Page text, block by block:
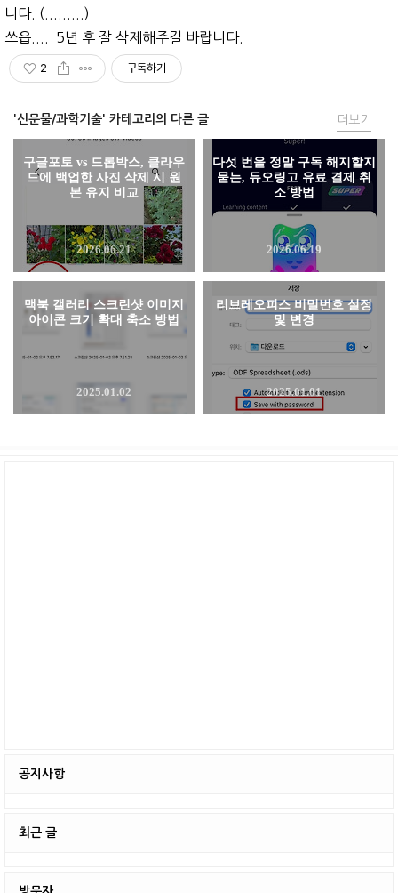
니다. (.........)
쓰읍.... 5년 후 잘 삭제해주길 바랍니다.
2 구독하기
'신문물/과학기술' 카테고리의 다른 글
구글포토 vs 드롭박스, 클라우
드에 백업한 사진 삭제 시 원
본 유지 비교
2026.06.21
다섯 번을 정말 구독 해지할지
묻는, 듀오링고 유료 결제 취
소 방법
2026.06.19
맥북 갤러리 스크린샷 이미지
아이콘 크기 확대 축소 방법
2025.01.02
리브레오피스 비밀번호 설정
및 변경
2025.01.01
더보기
공지사항
최근 글